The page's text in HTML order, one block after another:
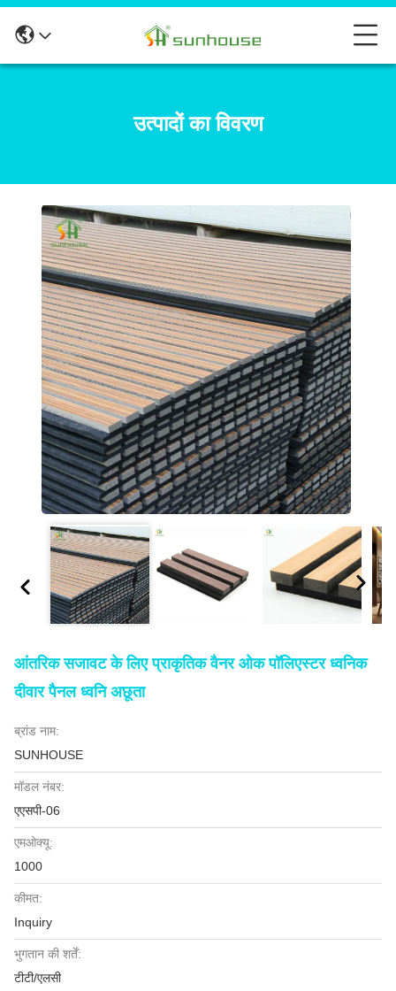
उत्पादों का विवरण
आंतरिक सजावट के लिए प्राकृतिक वैनर ओक पॉलिएस्टर ध्वनिक
दीवार पैनल ध्वनि अछूता
ब्रांड नाम:
SUNHOUSE
मॉडल नंबर:
एएसपी-06
एमओक्यू:
1000
कीमत:
Inquiry
भुगतान की शर्तें:
टीटी/एलसी